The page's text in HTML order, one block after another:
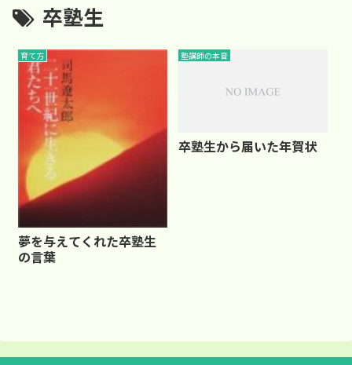
卒塾生
育て方
夢を与えてくれた卒塾生
の言葉
塾講師の本音
卒塾生から届いた年賀状